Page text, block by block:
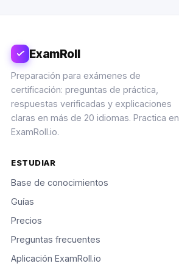
ExamRoll
Preparación para exámenes de
certificación: preguntas de práctica,
respuestas verificadas y explicaciones
claras en más de 20 idiomas. Practica en
ExamRoll.io.
ESTUDIAR
Base de conocimientos
Guías
Precios
Preguntas frecuentes
Aplicación ExamRoll.io